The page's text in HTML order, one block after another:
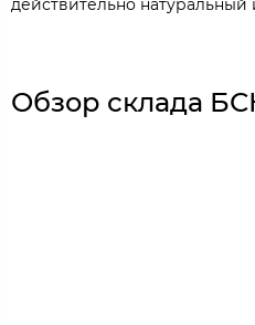
действительно натуральный
Обзор склада